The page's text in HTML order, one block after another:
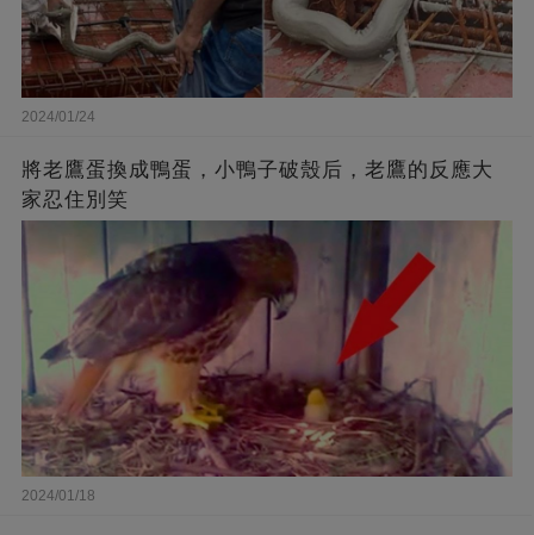
2024/01/24
將老鷹蛋換成鴨蛋，小鴨子破殼后，老鷹的反應大
家忍住別笑
2024/01/18